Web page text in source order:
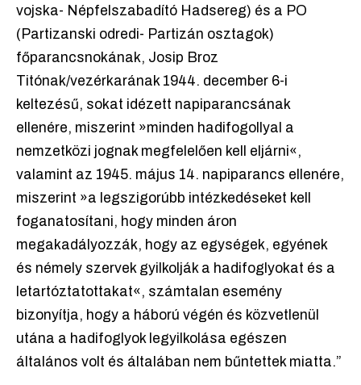
vojska- Népfelszabadító Hadsereg) és a PO
(Partizanski odredi- Partizán osztagok)
főparancsnokának, Josip Broz
Titónak/vezérkarának 1944. december 6-i
keltezésű, sokat idézett napiparancsának
ellenére, miszerint »minden hadifogollyal a
nemzetközi jognak megfelelően kell eljárni«,
valamint az 1945. május 14. napiparancs ellenére,
miszerint »a legszigorúbb intézkedéseket kell
foganatosítani, hogy minden áron
megakadályozzák, hogy az egységek, egyének
és némely szervek gyilkolják a hadifoglyokat és a
letartóztatottakat«, számtalan esemény
bizonyítja, hogy a háború végén és közvetlenül
utána a hadifoglyok legyilkolása egészen
általános volt és általában nem bűntettek miatta.”